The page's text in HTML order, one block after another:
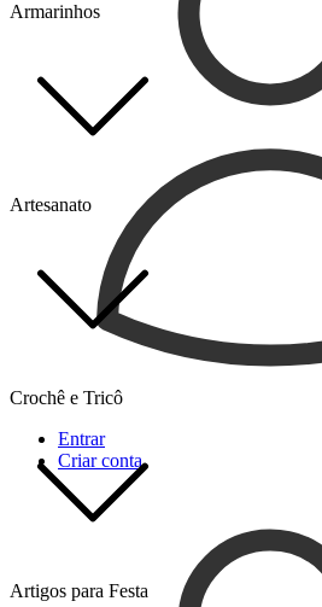
Armarinhos
Artesanato
Crochê e Tricô
Artigos para Festa
Entrar
Criar conta